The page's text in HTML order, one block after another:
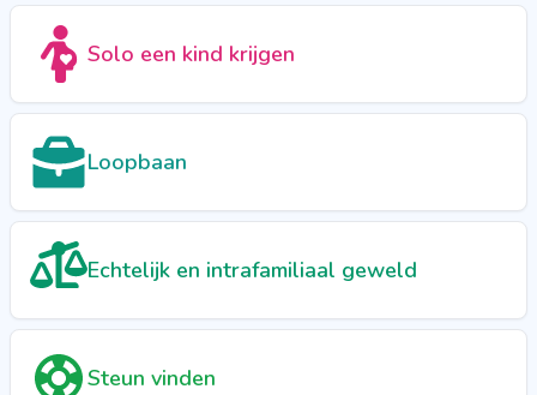
Solo een kind krijgen
Loopbaan
Echtelijk en intrafamiliaal geweld
Steun vinden